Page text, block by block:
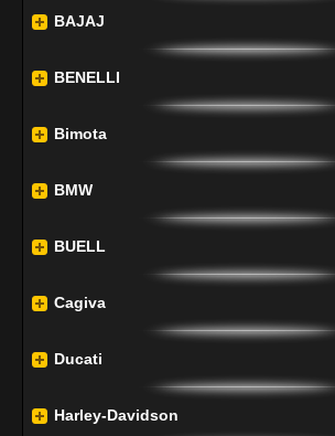
BAJAJ
BENELLI
Bimota
BMW
BUELL
Cagiva
Ducati
Harley-Davidson